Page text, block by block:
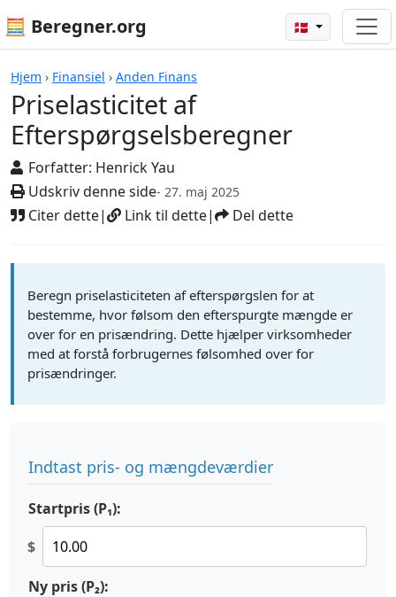
🧮 Beregner.org 🇩🇰
Hjem › Finansiel › Anden Finans
Priselasticitet af
Efterspørgselsberegner
Forfatter: Henrick Yau
Udskriv denne side- 27. maj 2025
Citer dette| Link til dette| Del dette
Beregnere
Beregn priselasticiteten af efterspørgslen for at
bestemme, hvor følsom den efterspurgte mængde er
over for en prisændring. Dette hjælper virksomheder
med at forstå forbrugernes følsomhed over for
prisændringer.
Indtast pris- og mængdeværdier
Startpris (P₁):
$
Ny pris (P₂):